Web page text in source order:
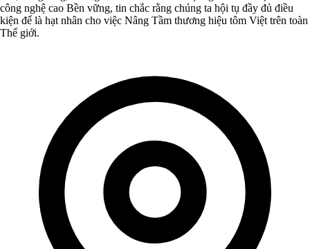
công nghệ cao Bền vững, tin chắc rằng chúng ta hội tụ đầy đủ điều
kiện để là hạt nhân cho việc Nâng Tầm thương hiệu tôm Việt trên toàn
Thế giới.